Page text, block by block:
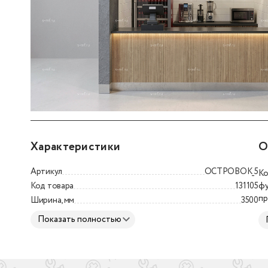
Торговый островок (Кофейня, Фудхолл)
Характеристики
Артикул
ОСТРОВОК_5
Код товара
131105
Ширина, мм
3500
Показать полностью